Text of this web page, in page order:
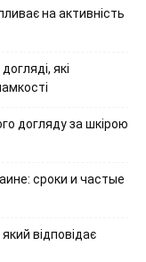
на активність
які
догляду за шкірою
сроки и частые
відповідає